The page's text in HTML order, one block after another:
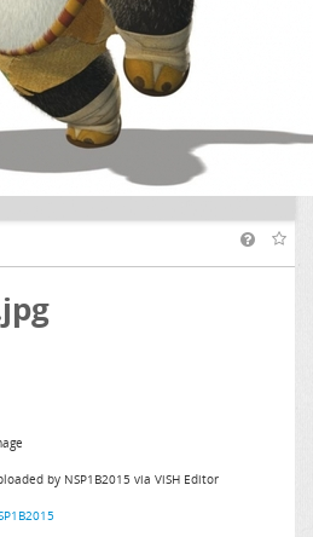
by NSP1B2015 via ViSH Editor